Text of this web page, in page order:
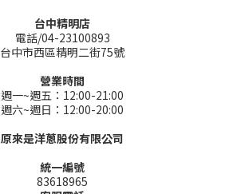
台中精明店
電話/04-23100893
台中市西區精明二街75號
營業時間
週一~週五：12:00-21:00
週六~週日：12:00-20:00
原來是洋蔥股份有限公司
統一編號
83618965